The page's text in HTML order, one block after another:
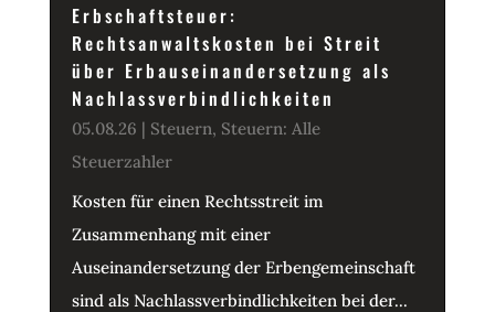
Erbschaftsteuer:
Rechtsanwaltskosten bei Streit
über Erbauseinandersetzung als
Nachlassverbindlichkeiten
05.08.26 | Steuern, Steuern: Alle
Steuerzahler
Kosten für einen Rechtsstreit im
Zusammenhang mit einer
Auseinandersetzung der Erbengemeinschaft
sind als Nachlassverbindlichkeiten bei der...